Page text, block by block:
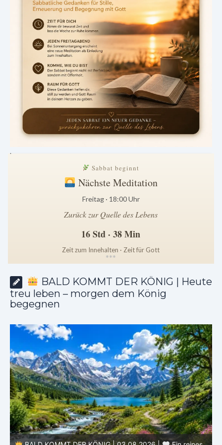
.
Sabbat beginnt
Nächste Meditation
Freitag · 18:00 Uhr
Zurück zur Quelle des Lebens
16 Std · 38 Min
Zeit zum Innehalten · Zeit für Gott
***
BALD KOMMT DER KÖNIG | Heute
treu leben – morgen dem König
begegnen